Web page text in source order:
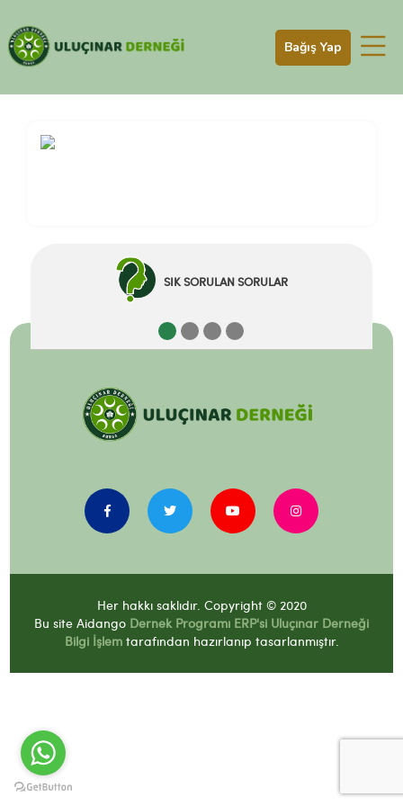
Bağış Yap
SIK SORULAN SORULAR
Her hakkı saklıdır. Copyright © 2020
Bu site Aidango Dernek Programı ERP'si Uluçınar Derneği
Bilgi İşlemtarafından hazırlanıp tasarlanmıştır.